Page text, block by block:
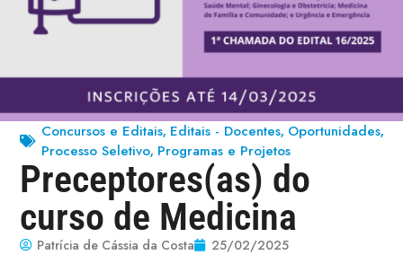
Concursos e Editais, Editais - Docentes, Oportunidades,
Processo Seletivo, Programas e Projetos
Preceptores(as) do
curso de Medicina
Patrícia de Cássia da Costa 25/02/2025